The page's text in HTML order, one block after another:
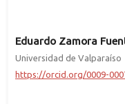
Eduardo Zamora
Universidad de Valparaíso
https://orcid.org/0009-